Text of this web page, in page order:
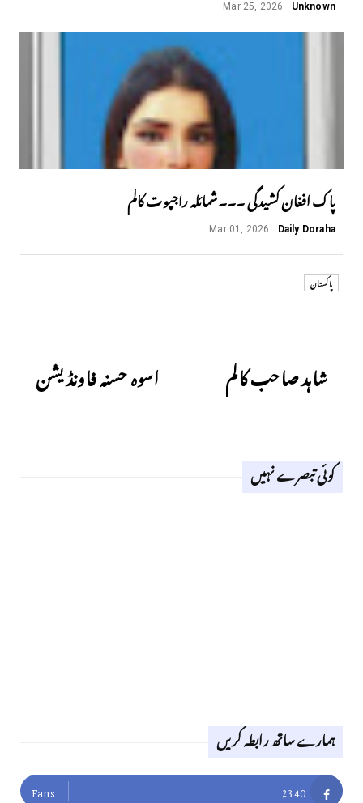
Unknown
Mar 25, 2026
پاک افغان کشیدگی ۔۔۔شمائلہ راجپوت کالم
Daily Doraha
Mar 01, 2026
پاکستان
شاہد صاحب کالم اسوہ حسنہ فاونڈیشن
کوئی تبصرے نہیں
ہمارے ساتھ رابطہ کریں
2340
Fans